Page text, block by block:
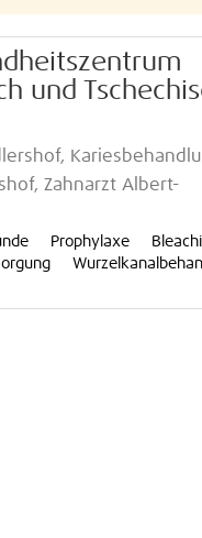
und
Zahnarzt Albert-
Prophylaxe